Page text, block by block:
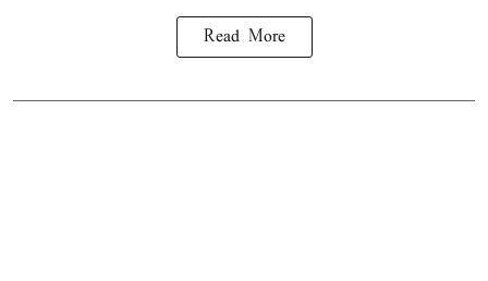
Read More